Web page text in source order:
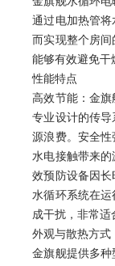
通过电加热管
而实现整个房
能够有效避免干
性能特点
高效节能：金
专业设计的传
源浪费。安全
水电接触带来
效预防设备因长
水循环系统在
成干扰，非常适
外观与散热方式
金旗舰提供多